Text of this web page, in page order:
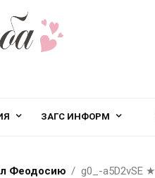
ЗАГС ИНФОРМ
Феодосию g0_-a5D2vSE★